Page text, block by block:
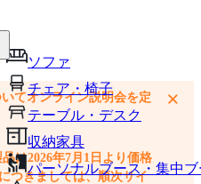
ソファ
チェア・椅子
テーブル・デスク
収納家具
パーソナルブース・集中
て、カートに追加できます
てオンライン説明会を定
は2026年7月1日より価格
つきましては、順次サイ
×